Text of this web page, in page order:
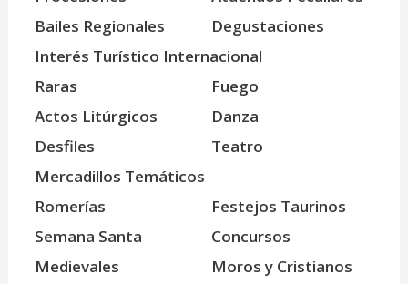
Bailes Regionales
Degustaciones
Interés Turístico Internacional
Raras
Fuego
Actos Litúrgicos
Danza
Desfiles
Teatro
Mercadillos Temáticos
Romerías
Festejos Taurinos
Semana Santa
Concursos
Medievales
Moros y Cristianos